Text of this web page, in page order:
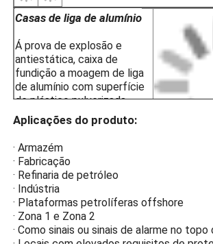
APPL
· Estações de GNL
· Minas de carvão
· Armazéns de
· Zona 1 e Zona 2
· Para os grupos
· Para ambientes
Á prova de explosão e
antiestática, caixa de
fundição a moagem de liga
de alumínio com superfície
de plástico pulverizada
eletrostaticamente para
Aplicações do produto: